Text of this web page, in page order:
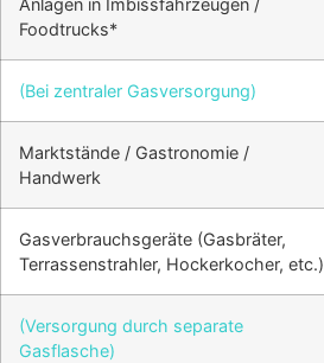
Anlagen in Imbissfahrzeugen /
Foodtrucks*
(Bei zentraler Gasversorgung)
Marktstände / Gastronomie /
Handwerk
Gasverbrauchsgeräte (Gasbräter,
Terrassenstrahler, Hockerkocher, etc.)
(Versorgung durch separate
Gasflasche)